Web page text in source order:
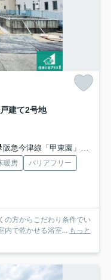
建て2号地
阪急今津線「甲東園」駅 徒歩25分
暖房
バリアフリー
の方からこだわり条件でい
内で乾かせる浴室... もっと